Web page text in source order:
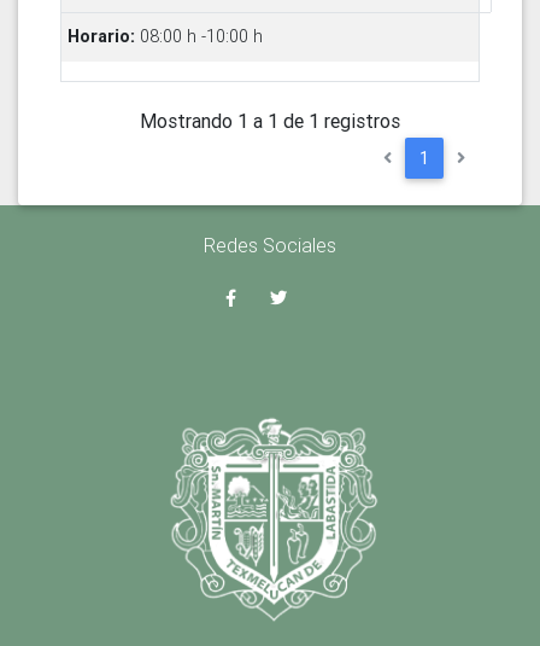
08:00 h -10:00 h
Mostrando 1 a 1 de 1 registros
1
Redes Sociales